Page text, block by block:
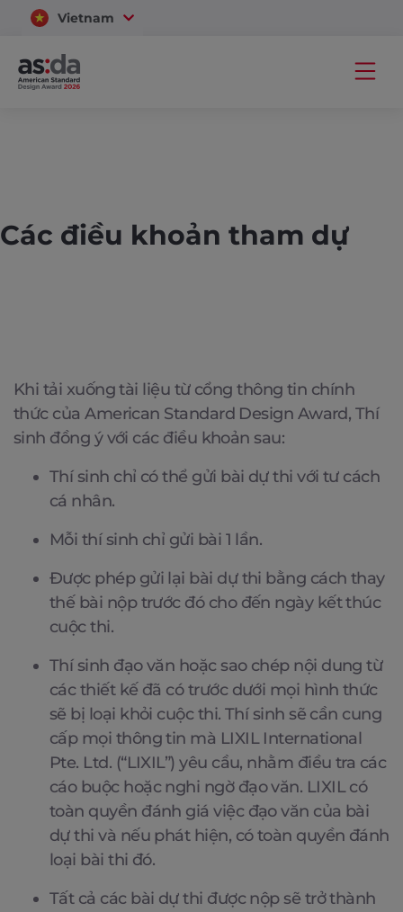
Vietnam
Thailand
Các điều khoản tham dự
Khi tải xuống tài liệu từ cổng thông tin chính
thức của American Standard Design Award, Thí
sinh đồng ý với các điều khoản sau:
Thí sinh chỉ có thể gửi bài dự thi với tư cách
cá nhân.
Mỗi thí sinh chỉ gửi bài 1 lần.
Được phép gửi lại bài dự thi bằng cách thay
thế bài nộp trước đó cho đến ngày kết thúc
cuộc thi.
Thí sinh đạo văn hoặc sao chép nội dung từ
các thiết kế đã có trước dưới mọi hình thức
sẽ bị loại khỏi cuộc thi. Thí sinh sẽ cần cung
cấp mọi thông tin mà LIXIL International
Pte. Ltd. (“LIXIL”) yêu cầu, nhằm điều tra các
cáo buộc hoặc nghi ngờ đạo văn. LIXIL có
toàn quyền đánh giá việc đạo văn của bài
dự thi và nếu phát hiện, có toàn quyền đánh
loại bài thi đó.
Tất cả các bài dự thi được nộp sẽ trở thành